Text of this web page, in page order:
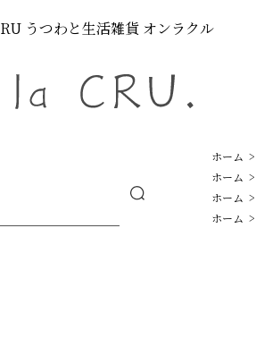
うつわと生活雑貨 オンラクル
ホーム >
ホーム >
ホーム >
ホーム >